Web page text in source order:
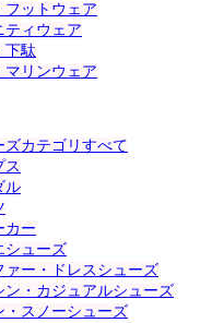
フットウェア
ティウェア
下駄
マリンウェア
ズカテゴリすべて
ス
ル
カー
シューズ
ァー・ドレスシューズ
ン・カジュアルシューズ
・スノーシューズ